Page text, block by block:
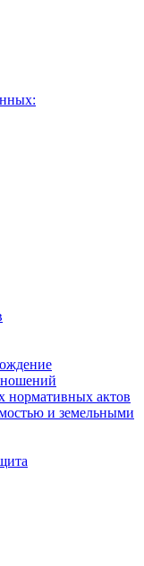
нормативных актов
и земельными